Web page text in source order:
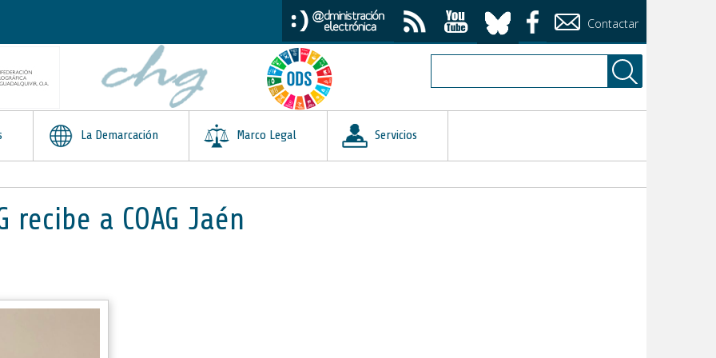
Contactar
La Demarcación Marco Legal Servicios
a COAG Jaén